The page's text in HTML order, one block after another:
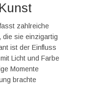
zahlreiche
die sie einzigartig
ist der Einfluss
Licht und Farbe
Momente
brachte